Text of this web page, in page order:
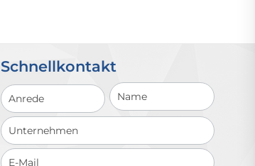
Schnellkontakt
Schnellkontakt